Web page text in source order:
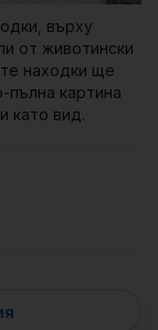
върху
от животински
находки ще
пълна картина
като вид.